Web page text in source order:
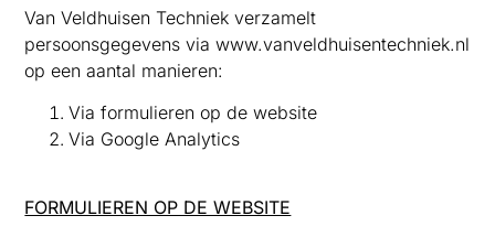
Van Veldhuisen Techniek verzamelt
persoonsgegevens via www.vanveldhuisentechniek.nl
op een aantal manieren:
Via formulieren op de website
Via Google Analytics
FORMULIEREN OP DE WEBSITE